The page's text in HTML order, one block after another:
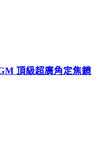
頂級超廣角定焦鏡